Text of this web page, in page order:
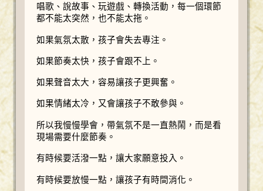
唱歌、說故事、玩遊戲、轉換活動，每一個環節
都不能太突然，也不能太拖。
如果氣氛太散，孩子會失去專注。
如果節奏太快，孩子會跟不上。
如果聲音太大，容易讓孩子更興奮。
如果情緒太冷，又會讓孩子不敢參與。
所以我慢慢學會，帶氣氛不是一直熱鬧，而是看
現場需要什麼節奏。
有時候要活潑一點，讓大家願意投入。
有時候要放慢一點，讓孩子有時間消化。